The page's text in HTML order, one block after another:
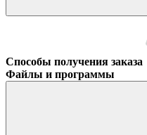
Способы получения заказа
Файлы и программы